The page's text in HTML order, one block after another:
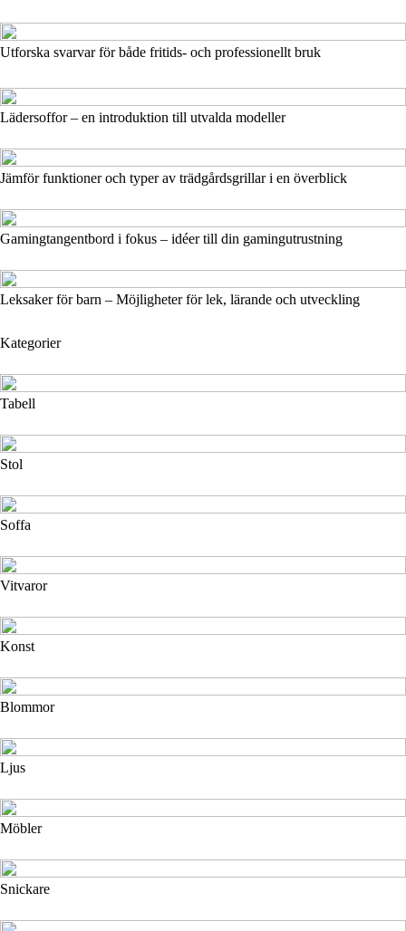
Utforska svarvar för både fritids- och professionellt bruk
Lädersoffor – en introduktion till utvalda modeller
Jämför funktioner och typer av trädgårdsgrillar i en överblick
Gamingtangentbord i fokus – idéer till din gamingutrustning
Leksaker för barn – Möjligheter för lek, lärande och utveckling
Kategorier
Tabell
Stol
Soffa
Vitvaror
Konst
Blommor
Ljus
Möbler
Snickare